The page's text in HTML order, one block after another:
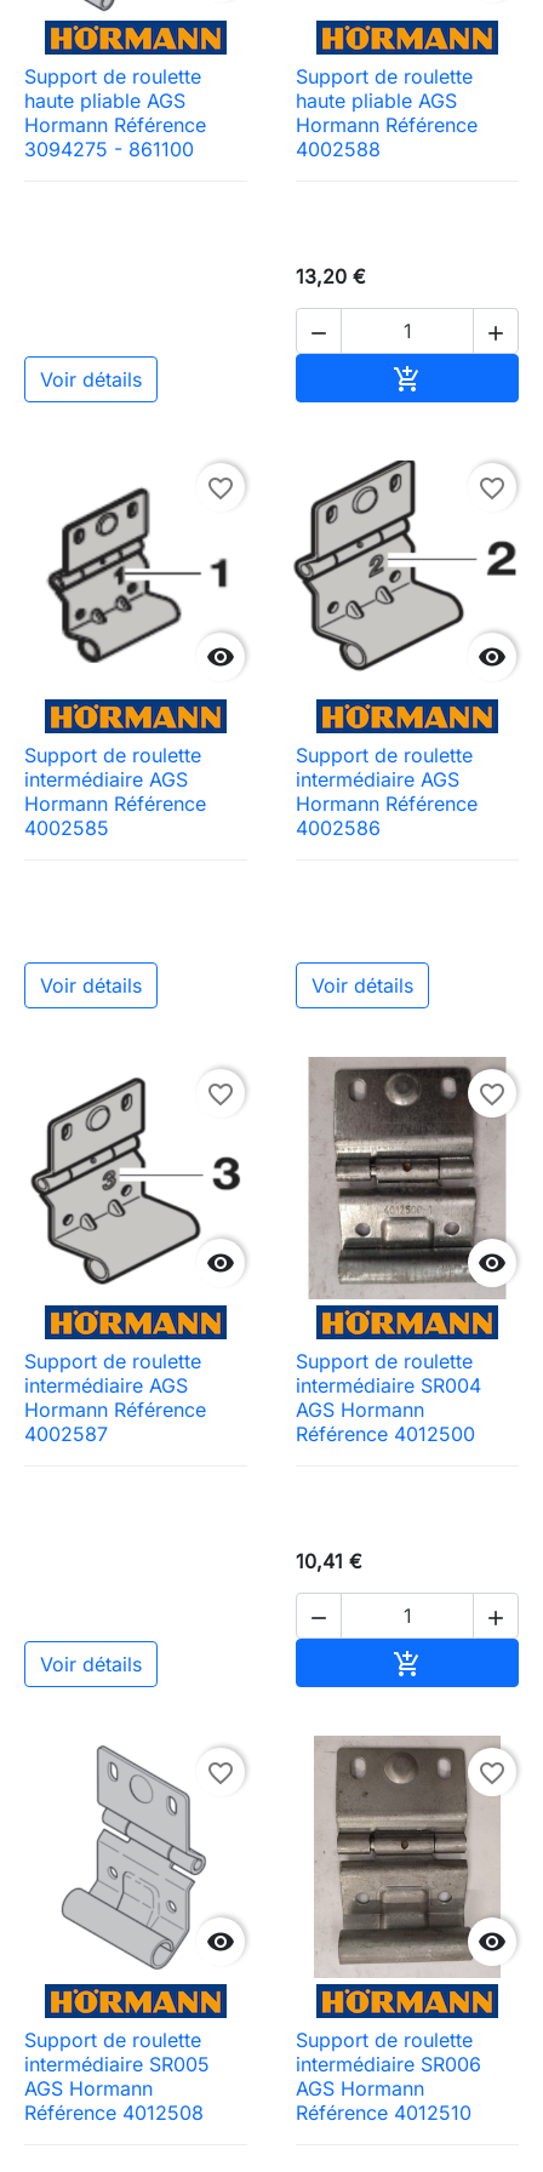
Support de roulette
haute pliable AGS
Hormann Référence
3094275 - 861100
Voir détails
Support de roulette
haute pliable AGS
Hormann Référence
4002588
13,20 €
 


favorite_border
Support de roulette
intermédiaire AGS
Hormann Référence
4002585
Voir détails

favorite_border
Support de roulette
intermédiaire AGS
Hormann Référence
4002586
Voir détails

favorite_border
Support de roulette
intermédiaire AGS
Hormann Référence
4002587
Voir détails

favorite_border
Support de roulette
intermédiaire SR004
AGS Hormann
Référence 4012500
10,41 €
 


favorite_border
Support de roulette
intermédiaire SR005
AGS Hormann
Référence 4012508

favorite_border
Support de roulette
intermédiaire SR006
AGS Hormann
Référence 4012510